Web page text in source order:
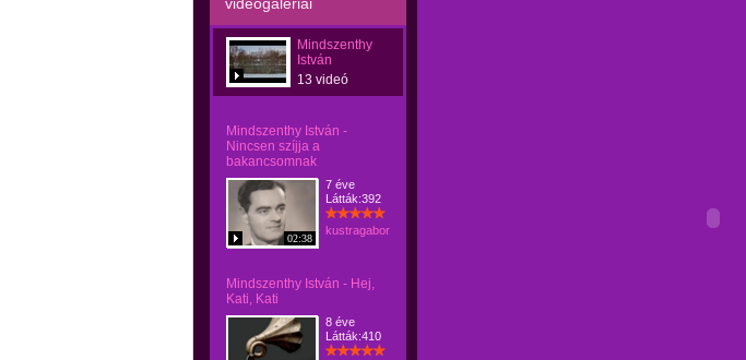
Mindszenthy
István
13 videó
Mindszenthy István -
Nincsen szíjja a
bakancsomnak
02:38
7 éve
Látták:392
kustragabor
Mindszenthy István - Hej,
Kati, Kati
8 éve
Látták:410